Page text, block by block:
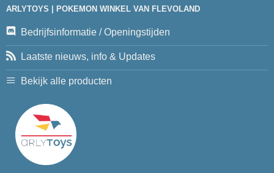
ARLYTOYS | POKEMON WINKEL VAN FLEVOLAND
Bedrijfsinformatie / Openingstijden
Laatste nieuws, info & Updates
Bekijk alle producten